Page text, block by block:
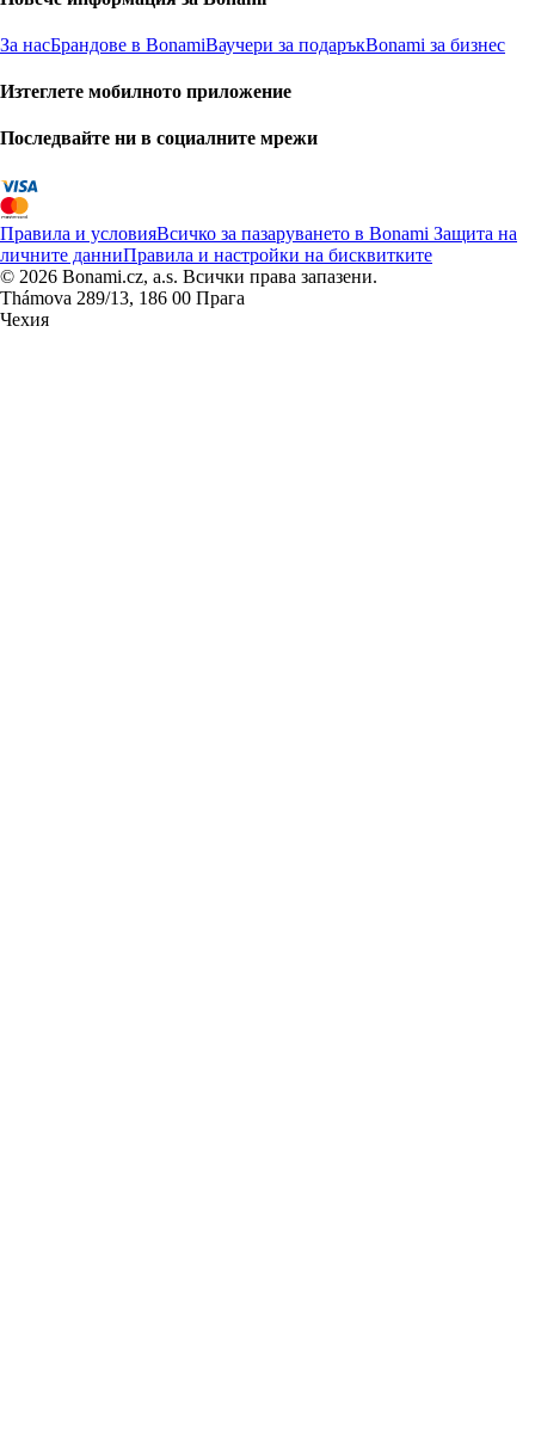
За насБрандове в BonamiВаучери за подаръкBonami за бизнес
Изтеглете мобилното приложение
Последвайте ни в социалните мрежи
Правила и условияВсичко за пазаруването в Bonami Защита на
личните данниПравила и настройки на бисквитките
© 2026 Bonami.cz, a.s. Всички права запазени.
Thámova 289/13, 186 00 Прага
Чехия